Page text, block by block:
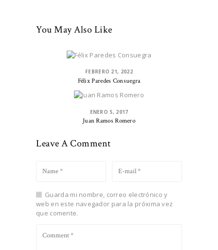
You May Also Like
FEBRERO 21, 2022
Félix Paredes Consuegra
ENERO 5, 2017
Juan Ramos Romero
Leave A Comment
Guarda mi nombre, correo electrónico y
web en este navegador para la próxima vez
que comente.